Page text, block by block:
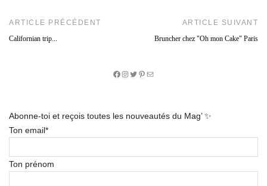
ARTICLE PRÉCÉDENT
Californian trip...
ARTICLE SUIVANT
Bruncher chez "Oh mon Cake" Paris
Facebook
Instagram
Twitter
Pinterest
E-
Abonne-toi et reçois toutes les nouveautés du Mag’ ✨
Ton email*
Ton prénom